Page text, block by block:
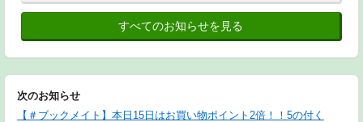
すべてのお知らせを見る
次のお知らせ
【＃ブックメイト】本日15日はお買い物ポイント2倍！！5の付く